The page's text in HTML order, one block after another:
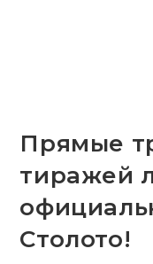
Прямые
тиражей
Столото!